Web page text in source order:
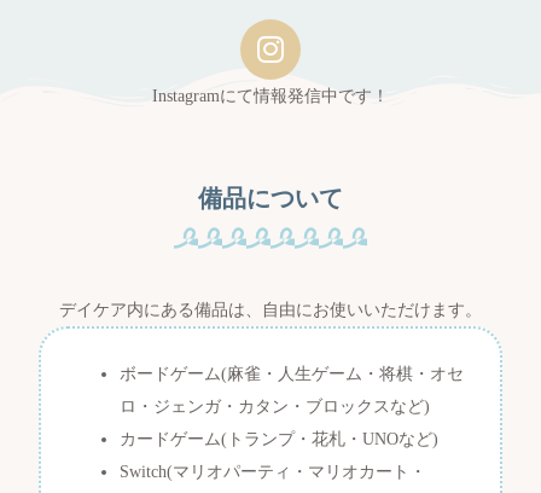
I
n
s
t
r
a
m
Instagramにて情報発信中です！
備品について
デイケア内にある備品は、自由にお使いいただけます。
ボードゲーム(麻雀・人生ゲーム・将棋・オセ
ロ・ジェンガ・カタン・ブロックスなど)
カードゲーム(トランプ・花札・UNOなど)
Switch(マリオパーティ・マリオカート・